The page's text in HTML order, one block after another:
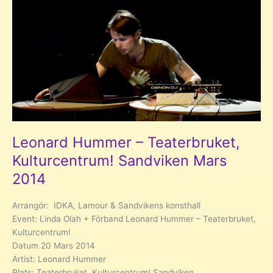
Leonard Hummer – Teaterbruket,
Kulturcentrum! Sandviken Mars
2014
Arrangör: IDKA, Lamour & Sandvikens konsthall
Event: Linda Olah + Förband Leonard Hummer – Teaterbruket,
Kulturcentrum!
Datum 20 Mars 2014
Artist: Leonard Hummer